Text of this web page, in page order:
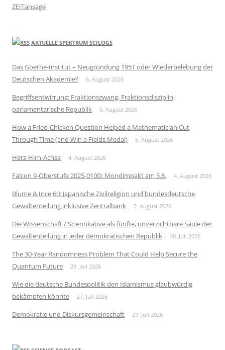
ZEITansage
AKTUELLE SPEKTRUM SCILOGS
Das Goethe-Institut – Neugründung 1951 oder Wiederbelebung der
Deutschen Akademie?
6. August 2026
Begriffsentwirrung: Fraktionszwang, Fraktionsdisziplin,
parlamentarische Republik
5. August 2026
How a Fried-Chicken Question Helped a Mathematician Cut
Through Time (and Win a Fields Medal)
5. August 2026
Herz-Hirn-Achse 4. August 2026
Falcon 9-Oberstufe 2025-010D: Mondimpakt am 5.8. 4. August 2026
Blume & Ince 60: Japanische Zivilreligion und bundesdeutsche
Gewaltenteilung inklusive Zentralbank
2. August 2026
Die Wissenschaft / Scientikative als fünfte, unverzichtbare Säule der
Gewaltenteilung in jeder demokratischen Republik
30. Juli 2026
The 30-Year Randomness Problem That Could Help Secure the
Quantum Future
29. Juli 2026
Wie die deutsche Bundespolitik den Islamismus glaubwürdig
bekämpfen könnte
27. Juli 2026
Demokratie und Diskursgemeinschaft 27. Juli 2026